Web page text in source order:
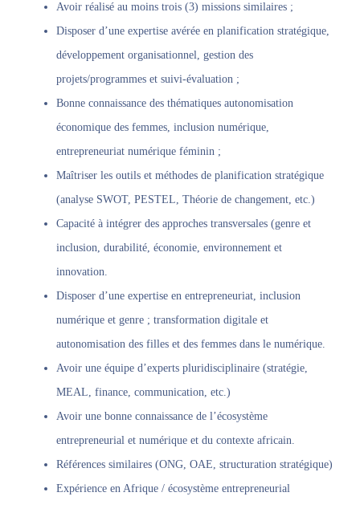
Avoir réalisé au moins trois (3) missions similaires ;
Disposer d’une expertise avérée en planification stratégique,
développement organisationnel, gestion des
projets/programmes et suivi-évaluation ;
Bonne connaissance des thématiques autonomisation
économique des femmes, inclusion numérique,
entrepreneuriat numérique féminin ;
Maîtriser les outils et méthodes de planification stratégique
(analyse SWOT, PESTEL, Théorie de changement, etc.)
Capacité à intégrer des approches transversales (genre et
inclusion, durabilité, économie, environnement et
innovation.
Disposer d’une expertise en entrepreneuriat, inclusion
numérique et genre ; transformation digitale et
autonomisation des filles et des femmes dans le numérique.
Avoir une équipe d’experts pluridisciplinaire (stratégie,
MEAL, finance, communication, etc.)
Avoir une bonne connaissance de l’écosystème
entrepreneurial et numérique et du contexte africain.
Références similaires (ONG, OAE, structuration stratégique)
Expérience en Afrique / écosystème entrepreneurial